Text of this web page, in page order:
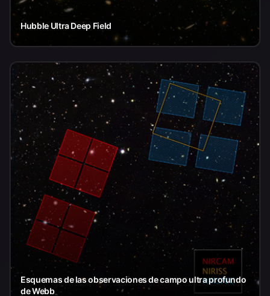
Hubble Ultra Deep Field
Esquemas de las observaciones de campo ultra profundo
de Webb